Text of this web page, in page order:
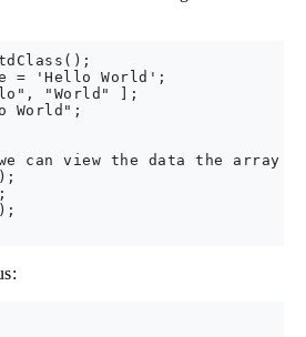
= 'Hello World';
"World" ];
World";
can view the data the array